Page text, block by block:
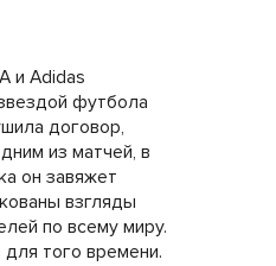
и Adidas
футбола
договор,
из матчей, в
он завяжет
взгляды
по всему миру.
того времени.